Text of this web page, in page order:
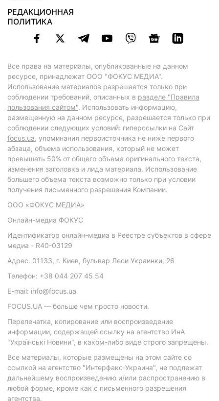
РЕДАКЦИОННАЯ
ПОЛИТИКА
Все права на материалы, опубликованные на данном
ресурсе, принадлежат ООО "ФОКУС МЕДИА".
Использование материалов разрешается только при
соблюдении требований, описанных в разделе "Правила
пользования сайтом". Использовать информацию,
размещенную на данном ресурсе, разрешается только при
соблюдении следующих условий: гиперссылки на Сайт
focus.ua, упоминания первоисточника не ниже первого
абзаца, объема использования, который не может
превышать 50% от общего объема оригинального текста,
изменения заголовка и лида материала. Использование
большего объема текста возможно только при условии
получения письменного разрешения Компании.
ООО «ФОКУС МЕДИА»
Онлайн-медиа ФОКУС
Идентификатор онлайн-медиа в Реестре субъектов в сфере
медиа - R40-03129
Адрес: 01133, г. Киев, бульвар Леси Украинки, 26
Телефон: +38 044 207 45 54
E-mail: info@focus.ua
FOCUS.UA — больше чем просто новости.
Перепечатка, копирование или воспроизведение
информации, содержащей ссылку на агентство ИнА
"Українські Новини", в каком-либо виде строго запрещены.
Все материалы, которые размещены на этом сайте со
ссылкой на агентство "Интерфакс-Украина", не подлежат
дальнейшему воспроизведению и/или распространению в
любой форме, кроме как с письменного разрешения
агентства.